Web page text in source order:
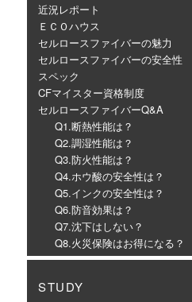
近況レポート
ＥＣＯハウス
セルロースファイバーの魅力
セルロースファイバーの安全性
スペック
CFマイスター資格制度
セルロースファイバーQ&A
Q1.断熱性能は？
Q2.調湿性能は？
Q3.防火性能は？
Q4.ホウ酸の安全性は？
Q5.インクの安全性は？
Q6.防音効果は？
Q7.沈下はしない？
Q8.火災保険はお得になる？
STUDY